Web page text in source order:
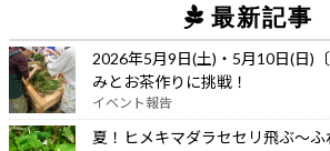
最新記事
2026年5月9日(土)・5月10日(日)
みとお茶作りに挑戦！
イベント報告
夏！ヒメキマダラセセリ飛ぶ～